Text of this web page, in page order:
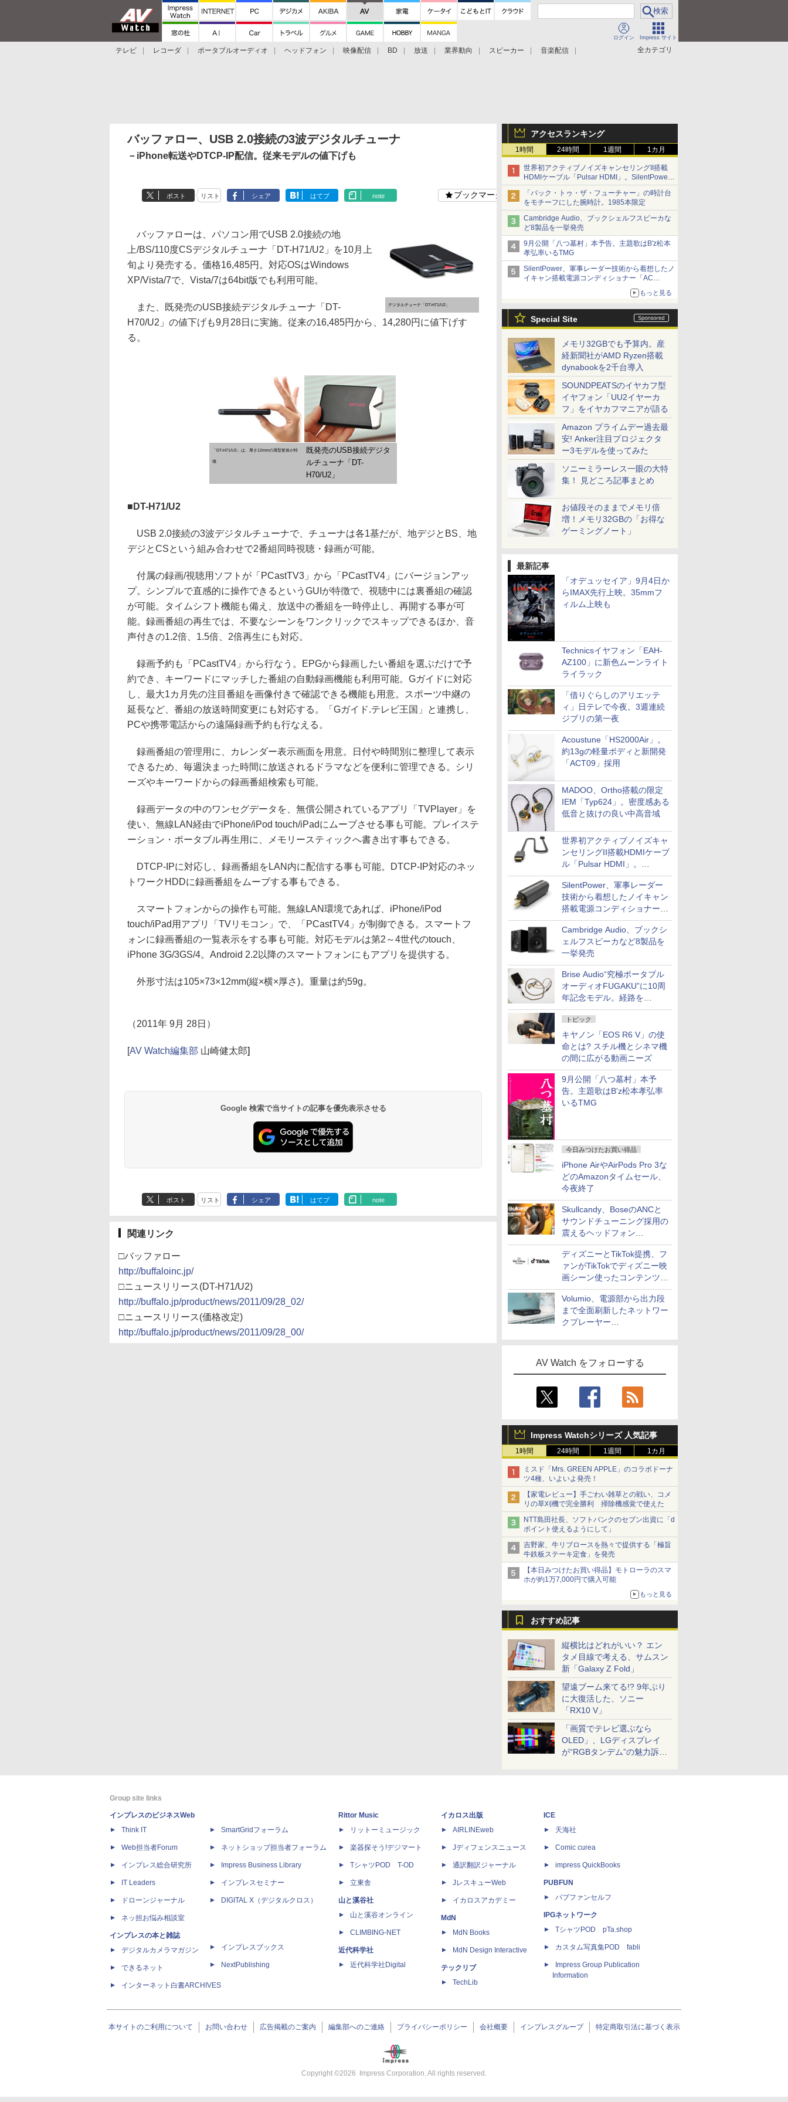
ログイン Impress サイト
全カテゴリ
テレビ レコーダ ポータブルオーディオ ヘッドフォン 映像配信 BD 放送 業界動向 スピーカー
音楽配信
アクセスランキング
1時間 24時間 1週間 1カ月
世界初アクティブノイズキャンセリングII搭載
HDMIケーブル「Pulsar HDMI」。SilentPower
から
「バック・トゥ・ザ・フューチャー」の時計台
をモチーフにした腕時計。1985本限定
Cambridge Audio、ブックシェルフスピーカな
ど8製品を一挙発売
9月公開「八つ墓村」本予告。主題歌はB'z松本
孝弘率いるTMG
SilentPower、軍事レーダー技術から着想したノ
イキャン搭載電源コンディショナー「AC
もっと見る
Special Site
メモリ32GBでも予算内。産
経新聞社がAMD Ryzen搭載
dynabookを2千台導入
SOUNDPEATSのイヤカフ型
イヤフォン「UU2イヤーカ
フ」をイヤカフマニアが語る
Amazon プライムデー過去最
安! Anker注目プロジェクタ
ー3モデルを使ってみた
ソニーミラーレス一眼の大特
集！ 見どころ記事まとめ
お値段そのままでメモリ倍
増！メモリ32GBの「お得な
ゲーミングノート」
最新記事
「オデュッセイア」9月4日か
らIMAX先行上映。35mmフ
ィルム上映も
Technicsイヤフォン「EAH-
AZ100」に新色ムーンライト
ライラック
「借りぐらしのアリエッテ
ィ」日テレで今夜。3週連続
ジブリの第一夜
Acoustune「HS2000Air」。
約13gの軽量ボディと新開発
「ACT09」採用
MADOO、Ortho搭載の限定
IEM「Typ624」。密度感ある
低音と抜けの良い中高音域
世界初アクティブノイズキャ
ンセリングII搭載HDMIケーブ
ル「Pulsar HDMI」。
SilentPowerから
SilentPower、軍事レーダー
技術から着想したノイキャン
搭載電源コンディショナー
「AC iPurifier2」
Cambridge Audio、ブックシ
ェルフスピーカなど8製品を
一挙発売
Brise Audio“究極ポータブル
オーディオFUGAKU”に10周
年記念モデル。経路を
NISHIKIで統一。400万円
トピック
キヤノン「EOS R6 V」の使
命とは? スチル機とシネマ機
の間に広がる動画ニーズ
9月公開「八つ墓村」本予
告。主題歌はB'z松本孝弘率
いるTMG
今日みつけたお買い得品
iPhone AirやAirPods Pro 3な
どのAmazonタイムセール、
今夜終了
Skullcandy、BoseのANCと
サウンドチューニング採用の
震えるヘッドフォン
「Crusher 1080 ANC」
ディズニーとTikTok提携、フ
ァンがTikTokでディズニー映
画シーン使ったコンテンツ制
作、Disney+にも配信
Volumio、電源部から出力段
まで全面刷新したネットワー
クプレーヤー
AV Watch をフォローする
Impress Watchシリーズ 人気記事
1時間 24時間 1週間 1カ月
ミスド「Mrs. GREEN APPLE」のコラボドーナ
ツ4種、いよいよ発売！
【家電レビュー】手ごわい雑草との戦い、コメ
リの草刈機で完全勝利 掃除機感覚で使えた
NTT島田社長、ソフトバンクのセブン出資に「d
ポイント使えるようにして」
吉野家、牛リブロースを熱々で提供する「極旨
牛鉄板ステーキ定食」を発売
【本日みつけたお買い得品】モトローラのスマ
ホが約1万7,000円で購入可能
もっと見る
おすすめ記事
縦横比はどれがいい？ エン
タメ目線で考える、サムスン
新「Galaxy Z Fold」
望遠ブーム来てる!? 9年ぶり
に大復活した、ソニー
「RX10 V」
「画質でテレビ選ぶなら
OLED」、LGディスプレイ
が“RGBタンデム”の魅力訴
バッファロー、USB 2.0接続の3波デジタルチューナ
－iPhone転送やDTCP-IP配信。従来モデルの値下げも
ポスト リスト シェア はてブ note ブックマーク
デジタルチューナ「DT-H71/U2」
バッファローは、パソコン用でUSB 2.0接続の地
上/BS/110度CSデジタルチューナ「DT-H71/U2」を10月上
旬より発売する。価格16,485円。対応OSはWindows
XP/Vista/7で、Vista/7は64bit版でも利用可能。
また、既発売のUSB接続デジタルチューナ「DT-
H70/U2」の値下げも9月28日に実施。従来の16,485円から、14,280円に値下げす
る。
「DT-H71/U2」は、厚さ12mmの薄型筐体が特
徴
既発売のUSB接続デジタ
ルチューナ「DT-
H70/U2」
■DT-H71/U2
USB 2.0接続の3波デジタルチューナで、チューナは各1基だが、地デジとBS、地
デジとCSという組み合わせで2番組同時視聴・録画が可能。
付属の録画/視聴用ソフトが「PCastTV3」から「PCastTV4」にバージョンアッ
プ。シンプルで直感的に操作できるというGUIが特徴で、視聴中には裏番組の確認
が可能。タイムシフト機能も備え、放送中の番組を一時停止し、再開する事が可
能。録画番組の再生では、不要なシーンをワンクリックでスキップできるほか、音
声付きの1.2倍、1.5倍、2倍再生にも対応。
録画予約も「PCastTV4」から行なう。EPGから録画したい番組を選ぶだけで予
約でき、キーワードにマッチした番組の自動録画機能も利用可能。Gガイドに対応
し、最大1カ月先の注目番組を画像付きで確認できる機能も用意。スポーツ中継の
延長など、番組の放送時間変更にも対応する。「Gガイド.テレビ王国」と連携し、
PCや携帯電話からの遠隔録画予約も行なえる。
録画番組の管理用に、カレンダー表示画面を用意。日付や時間別に整理して表示
できるため、毎週決まった時間に放送されるドラマなどを便利に管理できる。シリ
ーズやキーワードからの録画番組検索も可能。
録画データの中のワンセグデータを、無償公開されているアプリ「TVPlayer」を
使い、無線LAN経由でiPhone/iPod touch/iPadにムーブさせる事も可能。プレイステ
ーション・ポータブル再生用に、メモリースティックへ書き出す事もできる。
DTCP-IPに対応し、録画番組をLAN内に配信する事も可能。DTCP-IP対応のネッ
トワークHDDに録画番組をムーブする事もできる。
スマートフォンからの操作も可能。無線LAN環境であれば、iPhone/iPod
touch/iPad用アプリ「TVリモコン」で、「PCastTV4」が制御できる。スマートフ
ォンに録画番組の一覧表示をする事も可能。対応モデルは第2～4世代のtouch、
iPhone 3G/3GS/4。Android 2.2以降のスマートフォンにもアプリを提供する。
外形寸法は105×73×12mm(縦×横×厚さ)。重量は約59g。
（2011年 9月 28日）
[AV Watch編集部 山崎健太郎]
Google 検索で当サイトの記事を優先表示させる
ポスト リスト シェア はてブ note
関連リンク
□バッファロー
http://buffaloinc.jp/
□ニュースリリース(DT-H71/U2)
http://buffalo.jp/product/news/2011/09/28_02/
□ニュースリリース(価格改定)
http://buffalo.jp/product/news/2011/09/28_00/
Group site links
インプレスのビジネスWeb
Think IT
Web担当者Forum
インプレス総合研究所
IT Leaders
ドローンジャーナル
ネッ担お悩み相談室
インプレスの本と雑誌
デジタルカメラマガジン
できるネット
インターネット白書ARCHIVES
SmartGridフォーラム
ネットショップ担当者フォーラム
Impress Business Library
インプレスセミナー
DIGITAL X（デジタルクロス）
インプレスブックス
NextPublishing
Rittor Music
リットーミュージック
楽器探そう!デジマート
TシャツPOD T-OD
立東舎
山と溪谷社
山と溪谷オンライン
CLIMBING-NET
近代科学社
近代科学社Digital
イカロス出版
AIRLINEweb
Jディフェンスニュース
通訳翻訳ジャーナル
JレスキューWeb
イカロスアカデミー
MdN
MdN Books
MdN Design Interactive
テックリブ
TechLib
ICE
天海社
Comic curea
impress QuickBooks
PUBFUN
パブファンセルフ
IPGネットワーク
TシャツPOD pTa.shop
カスタム写真集POD fabli
Impress Group Publication
Information
本サイトのご利用について お問い合わせ 広告掲載のご案内 編集部へのご連絡 プライバシーポリシー 会社概要 インプレスグループ 特定商取引法に基づく表示
Copyright ©2026 Impress Corporation. All rights reserved.